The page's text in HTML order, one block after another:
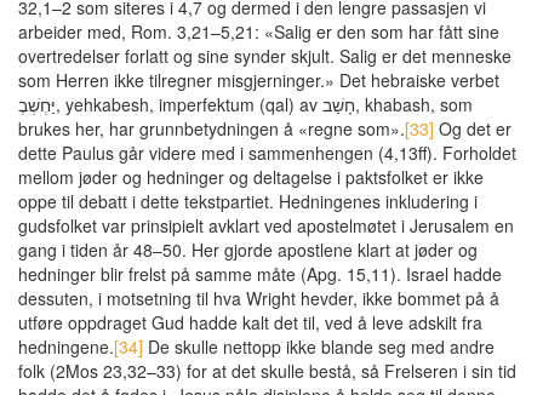
32,1–2 som siteres i 4,7 og dermed i den lengre passasjen vi
arbeider med, Rom. 3,21–5,21: «Salig er den som har fått sine
overtredelser forlatt og sine synder skjult. Salig er det menneske
som Herren ikke tilregner misgjerninger.» Det hebraiske verbet
יַּחְשְׁבֶ, yehkabesh, imperfektum (qal) av חָשַׁב, khabash, som
brukes her, har grunnbetydningen å «regne som».[33] Og det er
dette Paulus går videre med i sammenhengen (4,13ff). Forholdet
mellom jøder og hedninger og deltagelse i paktsfolket er ikke
oppe til debatt i dette tekstpartiet. Hedningenes inkludering i
gudsfolket var prinsipielt avklart ved apostelmøtet i Jerusalem en
gang i tiden år 48–50. Her gjorde apostlene klart at jøder og
hedninger blir frelst på samme måte (Apg. 15,11). Israel hadde
dessuten, i motsetning til hva Wright hevder, ikke bommet på å
utføre oppdraget Gud hadde kalt det til, ved å leve adskilt fra
hedningene.[34] De skulle nettopp ikke blande seg med andre
folk (2Mos 23,32–33) for at det skulle bestå, så Frelseren i sin tid